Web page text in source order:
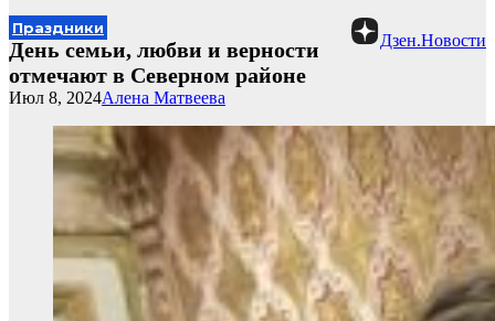
Дзен.Новости
Праздники
День семьи, любви и верности
отмечают в Северном районе
Алена Матвеева
Июл 8, 2024